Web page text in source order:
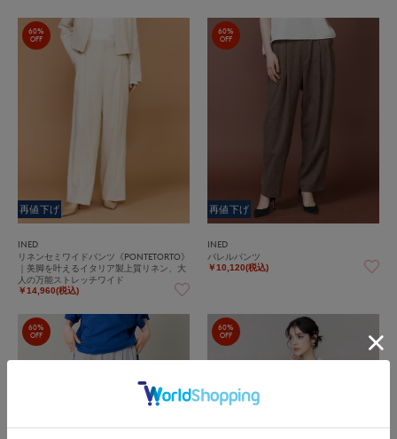
60%
OFF
再値下げ
INED
リネンセミワイドパンツ《PONTETORTO》
｜美脚を叶えるイタリア製上質リネン、大
人の万能ストレッチワイド
￥14,960(税込)
60%
OFF
再値下げ
INED
バレルパンツ
￥10,120(税込)
60%
OFF
60%
OFF